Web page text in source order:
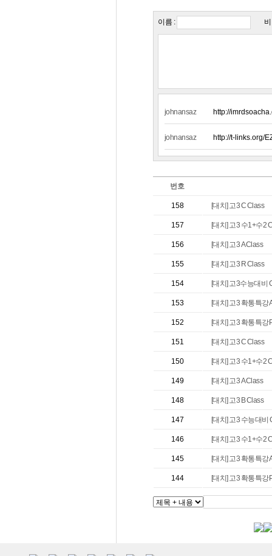
이름 :
johnansaz http://
johnansaz http://t-links.org/
번호
158 [대치] 고3 C Class
157 [대치] 고3 수1+수2
156 [대치] 고3 A Class
155 [대치] 고3 R Class
154 [대치] 고3수능대비
153 [대치] 고3 확통특강
152 [대치] 고3 확통특강
151 [대치] 고3 C Class
150 [대치] 고3 수1+수2
149 [대치] 고3 A Class
148 [대치] 고3 B Class
147 [대치] 고3 수능대비
146 [대치] 고3 수1+수2
145 [대치] 고3 확통특강
144 [대치] 고3 확통특강